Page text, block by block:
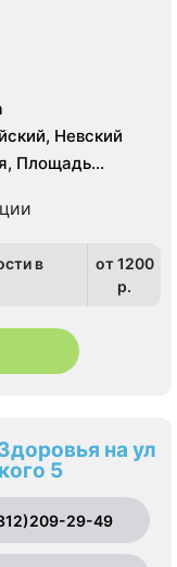
Невский
Площадь
в
от 1200
p.
на ул
5
29-49